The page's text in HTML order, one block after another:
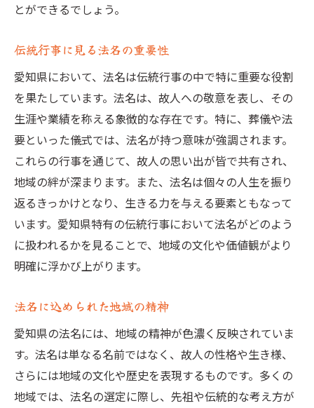
戒名と法名の基本的な違い
故人への想いが形になるプロセス
戒名と法名が果たす社会的役割
両者の選択がもたらす意味
地域文化が影響する法名の選び方ポイント
文化的背景を考慮した法名選び
地域特有のスタイルを取り入れる
法名選定における伝統の重視
文化が法名選定に与える影響
法名選びで知っておくべき文化的ポイント
愛知県での戒名の歴史と法名の役割
愛知県における戒名の歴史的変遷
戒名と法名が果たす社会的意義
地域社会における歴史的な変化
とができるでしょう。
伝統行事に見る法名の重要性
愛知県において、法名は伝統行事の中で特に重要な役割
を果たしています。法名は、故人への敬意を表し、その
生涯や業績を称える象徴的な存在です。特に、葬儀や法
要といった儀式では、法名が持つ意味が強調されます。
これらの行事を通じて、故人の思い出が皆で共有され、
地域の絆が深まります。また、法名は個々の人生を振り
返るきっかけとなり、生きる力を与える要素ともなって
います。愛知県特有の伝統行事において法名がどのよう
に扱われるかを見ることで、地域の文化や価値観がより
明確に浮かび上がります。
法名に込められた地域の精神
愛知県の法名には、地域の精神が色濃く反映されていま
す。法名は単なる名前ではなく、故人の性格や生き様、
さらには地域の文化や歴史を表現するものです。多くの
地域では、法名の選定に際し、先祖や伝統的な考え方が